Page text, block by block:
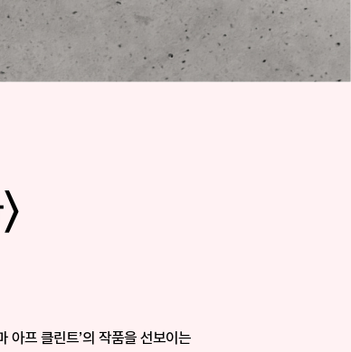
아⁠프 클⁠린⁠트⁠’⁠의 작⁠품⁠을 선⁠보⁠이⁠는